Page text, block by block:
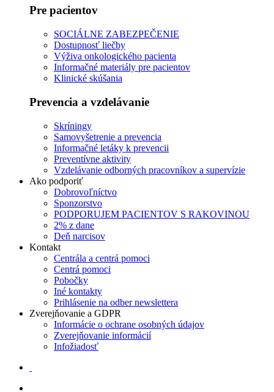
Pre pacientov
SOCIÁLNE ZABEZPEČENIE
Dostupnosť liečby
Výživa onkologického pacienta
Informačné materiály pre pacientov
Klinické skúšania
Prevencia a vzdelávanie
Skríningy
Samovyšetrenie a prevencia
Informačné letáky k prevencii
Preventívne aktivity
Vzdelávanie odborných pracovníkov a supervízie
Ako podporiť
Dobrovoľníctvo
Sponzorstvo
PODPORUJEM PACIENTOV S RAKOVINOU
2% z dane
Deň narcisov
Kontakt
Centrála a centrá pomoci
Centrá pomoci
Pobočky
Iné kontakty
Prihlásenie na odber newslettera
Zverejňovanie a GDPR
Informácie o ochrane osobných údajov
Zverejňovanie informácií
Infožiadosť